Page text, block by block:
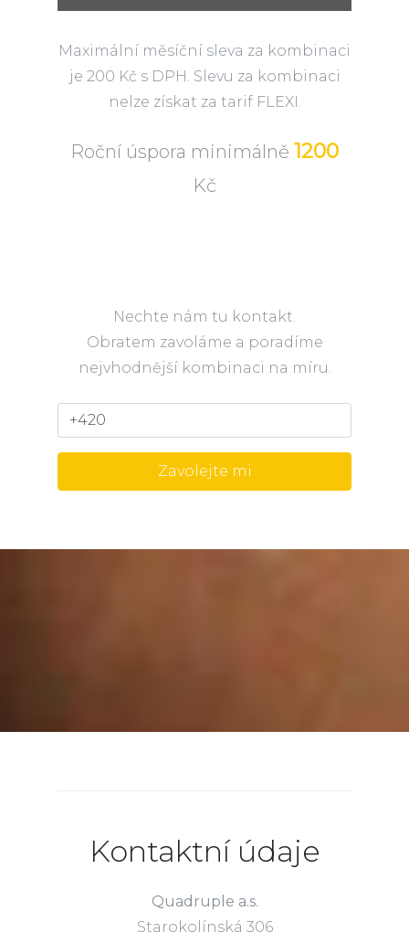
Maximální měsíční sleva za kombinaci
je 200 Kč s DPH. Slevu za kombinaci
nelze získat za tarif FLEXI.
Roční úspora minimálně 1200
Kč
Nechte nám tu kontakt.
Obratem zavoláme a poradíme
nejvhodnější kombinaci na míru.
Kontaktní údaje
Quadruple a.s.
Starokolínská 306